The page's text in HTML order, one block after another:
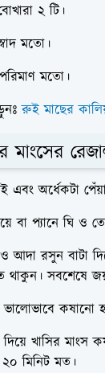
২ টি।
মতো।
মতো।
রুই মাছের
মাংসের
অর্ধেকটা
বা প্যানে ঘি ও
আদা রসুন বাটা
থাকুন। সবশেষে
কষানো
খাসির মাংস
মিনিট মত।